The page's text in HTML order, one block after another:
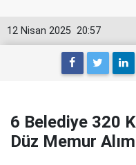
20:57
12 Nisan 2025
6 Belediye 320
Düz Memur